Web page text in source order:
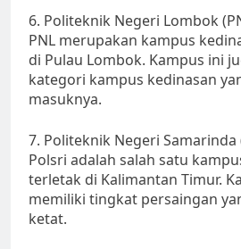
6. Politeknik Negeri Lombok
PNL merupakan kampus
di Pulau Lombok. Kampus ini
kategori kampus kedinasan
masuknya.
7. Politeknik Negeri Samarinda
Polsri adalah salah satu
terletak di Kalimantan Timur.
memiliki tingkat persaingan
ketat.